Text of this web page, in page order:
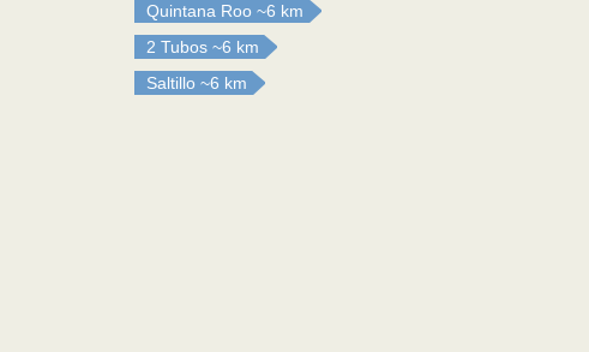
Quintana Roo ~6 km
2 Tubos ~6 km
Saltillo ~6 km